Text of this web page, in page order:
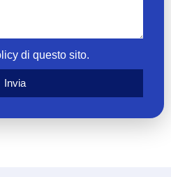
di questo sito.
Invia